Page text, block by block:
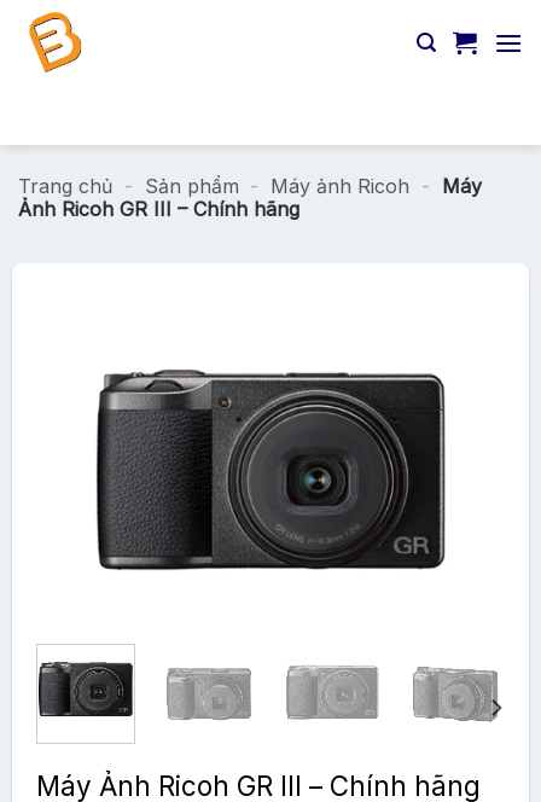
Chuyển
đến
Trang chủ - Sản phẩm - Máy ảnh Ricoh -
Máy
Ảnh Ricoh GR III – Chính hãng
Máy Ảnh Ricoh GR III – Chính hãng